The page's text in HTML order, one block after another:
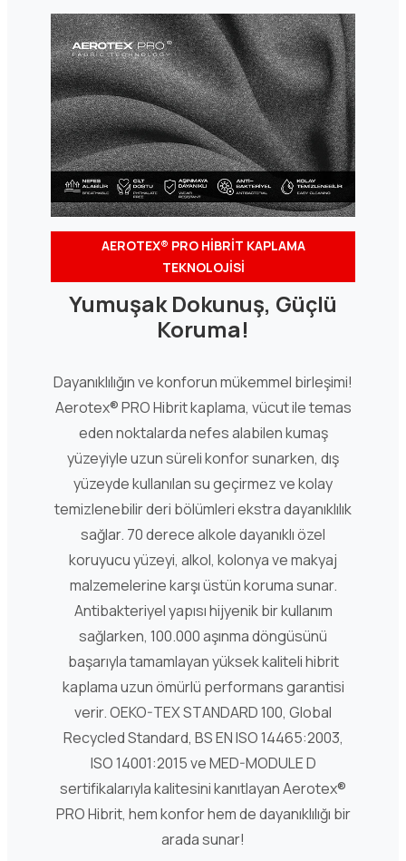
AEROTEX® PRO HİBRİT KAPLAMA
TEKNOLOJİSİ
Yumuşak Dokunuş, Güçlü
Koruma!
Dayanıklılığın ve konforun mükemmel birleşimi!
Aerotex® PRO Hibrit kaplama, vücut ile temas
eden noktalarda nefes alabilen kumaş
yüzeyiyle uzun süreli konfor sunarken, dış
yüzeyde kullanılan su geçirmez ve kolay
temizlenebilir deri bölümleri ekstra dayanıklılık
sağlar. 70 derece alkole dayanıklı özel
koruyucu yüzeyi, alkol, kolonya ve makyaj
malzemelerine karşı üstün koruma sunar.
Antibakteriyel yapısı hijyenik bir kullanım
sağlarken, 100.000 aşınma döngüsünü
başarıyla tamamlayan yüksek kaliteli hibrit
kaplama uzun ömürlü performans garantisi
verir. OEKO-TEX STANDARD 100, Global
Recycled Standard, BS EN ISO 14465:2003,
ISO 14001:2015 ve MED-MODULE D
sertifikalarıyla kalitesini kanıtlayan Aerotex®
PRO Hibrit, hem konfor hem de dayanıklılığı bir
arada sunar!